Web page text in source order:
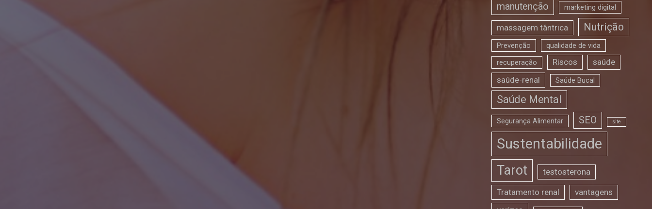
manutenção marketing digital
massagem tântrica Nutrição
Prevenção qualidade de vida
recuperação Riscos
saúde
saúde-renal
Saúde Bucal
Saúde Mental
Segurança Alimentar SEO site
Sustentabilidade
Tarot testosterona
Tratamento renal
vantagens